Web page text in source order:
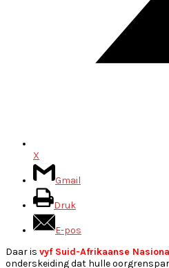
X
Gmail
Druk
E-pos
Daar is vyf Suid-Afrikaanse
onderskeiding dat hulle